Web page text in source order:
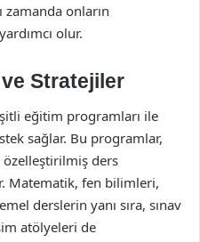
onların
olur.
Stratejiler
eğitim programları ile
sağlar. Bu programlar,
ders
Matematik, fen bilimleri,
derslerin yanı sıra, sınav
atölyeleri de